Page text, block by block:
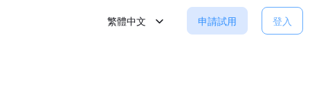
繁體中文 申請試用 登入